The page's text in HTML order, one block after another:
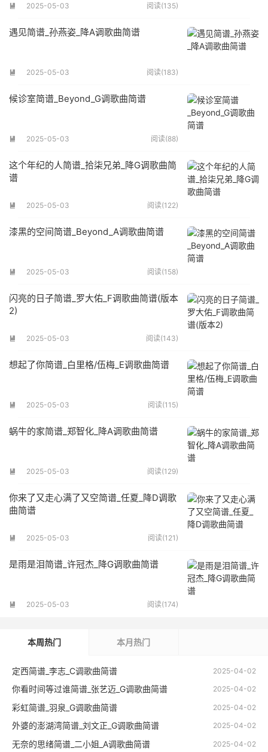
 2025-05-03 阅读(135)
遇见简谱_孙燕姿_降A调歌曲简谱
 2025-05-03 阅读(183)
候诊室简谱_Beyond_G调歌曲简谱
 2025-05-03 阅读(88)
这个年纪的人简谱_拾柒兄弟_降G调歌曲简
谱
 2025-05-03 阅读(122)
漆黑的空间简谱_Beyond_A调歌曲简谱
 2025-05-03 阅读(158)
闪亮的日子简谱_罗大佑_F调歌曲简谱(版本
2)
 2025-05-03 阅读(143)
想起了你简谱_白里格/伍梅_E调歌曲简谱
 2025-05-03 阅读(115)
蜗牛的家简谱_郑智化_降A调歌曲简谱
 2025-05-03 阅读(129)
你来了又走心满了又空简谱_任夏_降D调歌
曲简谱
 2025-05-03 阅读(121)
是雨是泪简谱_许冠杰_降G调歌曲简谱
 2025-05-03 阅读(174)
本周热门 本月热门
2025-04-02
定西简谱_李志_C调歌曲简谱
2025-04-02
你看时间等过谁简谱_张艺迈_G调歌曲简谱
2025-04-02
彩虹简谱_羽泉_G调歌曲简谱
2025-04-02
外婆的澎湖湾简谱_刘文正_G调歌曲简谱
2025-04-02
无奈的思绪简谱_二小姐_A调歌曲简谱